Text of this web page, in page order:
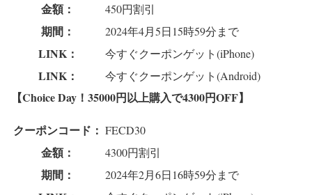
金額： 450円割引
期間： 2024年4月5日15時59分まで
LINK： 今すぐクーポンゲット(iPhone)
LINK： 今すぐクーポンゲット(Android)
【Choice Day！35000円以上購入で4300円OFF】
クーポンコード： FECD30
金額： 4300円割引
期間： 2024年2月6日16時59分まで